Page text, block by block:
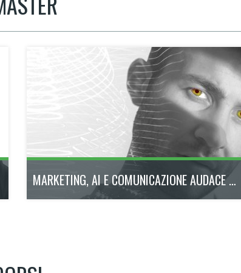
MARKETING, AI E COMUNICAZIONE AUDACE - 24° ED.